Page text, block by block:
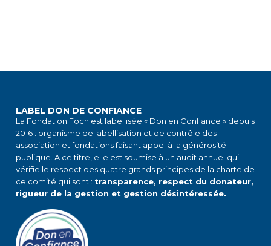
LABEL DON DE CONFIANCE
La Fondation Foch est labellisée « Don en Confiance » depuis
2016 : organisme de labellisation et de contrôle des
association et fondations faisant appel à la générosité
publique. A ce titre, elle est soumise à un audit annuel qui
vérifie le respect des quatre grands principes de la charte de
ce comité qui sont : transparence, respect du donateur,
rigueur de la gestion et gestion désintéressée.